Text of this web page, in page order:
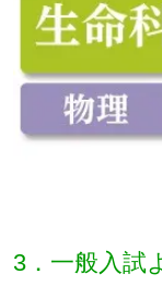
3．一般入試